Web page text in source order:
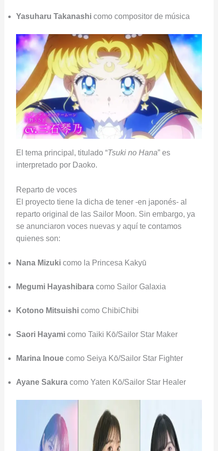
Yasuharu Takanashicomo compositor de música
El tema principal, titulado “Tsuki no Hana” es
interpretado por Daoko.
Reparto de voces
El proyecto tiene la dicha de tener -en japonés- al
reparto original de las Sailor Moon. Sin embargo, ya
se anunciaron voces nuevas y aquí te contamos
quienes son:
Nana Mizukicomo la Princesa Kakyū
Megumi Hayashibaracomo Sailor Galaxia
Kotono Mitsuishicomo ChibiChibi
Saori Hayamicomo Taiki Kō/Sailor Star Maker
Marina Inouecomo Seiya Kō/Sailor Star Fighter
Ayane Sakuracomo Yaten Kō/Sailor Star Healer